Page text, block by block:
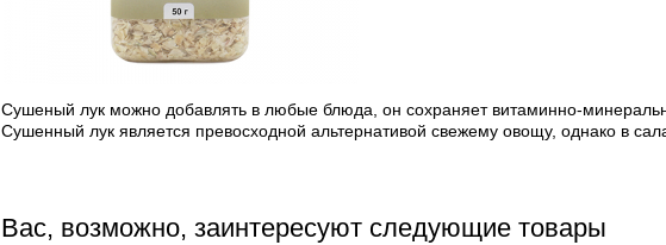
Сушеный лук можно добавлять в любые блюда, он сохраняет витаминно-
Сушенный лук является превосходной альтернативой свежему овощу, однако в
Вас, возможно, заинтересуют следующие товары